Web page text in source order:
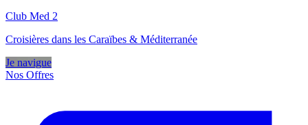
Club Med 2
Croisières dans les Caraïbes & Méditerranée
Je navigue
Nos Offres